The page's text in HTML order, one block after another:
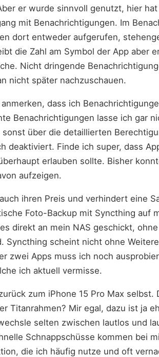
er wurde sinnvoll genutzt, hier
mit Benachrichtigungen. Im
dort entweder aufgerufen,
die Zahl am Symbol der App aber
Nicht dringende
nicht später nachzuschauen.
dass ich
Benachrichtigungen lasse ich gar
über die detaillierten
deaktiviert. Finde ich super, dass
erlauben sollte. Bisher
aufzeigen.
ihren Preis und verhindert eine
Foto-Backup mit Syncthing auf
direkt an mein NAS geschickt,
Syncthing scheint nicht ohne
zwei Apps muss ich noch
ich aktuell vermisse.
zum iPhone 15 Pro Max selbst.
Titanrahmen? Mir egal, dazu ist ja
selten zwischen lautlos und
Schnappschüsse kommen bei
die ich häufig nutze und oft